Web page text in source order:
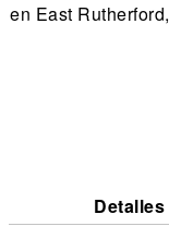
en East